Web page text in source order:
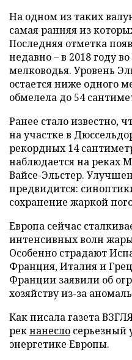
На одном из таких
самая ранняя из
Последняя отметка
недавно – в 2018 году
мелководья. Уровень
остается ниже одного
обмелела до 54
Ранее стало известно,
на участке в
рекордных 14
наблюдается на реках
Вайсе-Эльстер.
предвидится:
сохранение жаркой
Европа сейчас
интенсивных волн
Особенно страдают
Франция, Италия и
Франции заявили об
хозяйству из-за
Как писала газета
рекнанесло серьезный
энергетике Европы.